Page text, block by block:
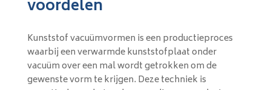
voordelen
Kunststof vacuümvormen is een productieproces
waarbij een verwarmde kunststofplaat onder
vacuüm over een mal wordt getrokken om de
gewenste vorm te krijgen. Deze techniek is